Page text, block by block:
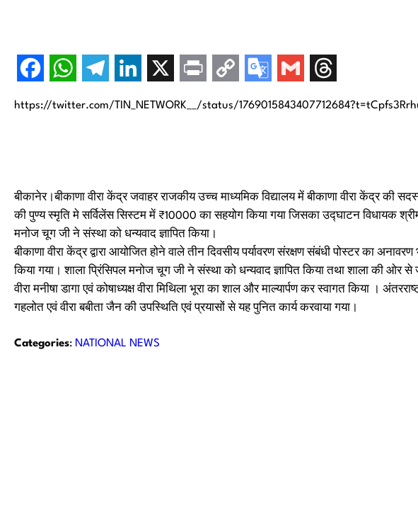
https://twitter.com/TIN_NETWORK__/status/
बीकानेर।बीकाणा वीरा केंद्र जवाहर राजकीय उच्च माध्यमिक विद्यालय में बीकाणा वीरा केंद्र की
की पुण्य स्मृति मे सर्विलेंस सिस्टम में ₹10000 का सहयोग किया गया जिसका उद्घाटन विधायक
मनोज चूग जी ने संस्था को धन्यवाद ज्ञापित किया।
बीकाणा वीरा केंद्र द्वारा आयोजित होने वाले तीन दिवसीय पर्यावरण संरक्षण संबंधी पोस्टर का
किया गया। शाला प्रिंसिपल मनोज चूग जी ने संस्था को धन्यवाद ज्ञापित किया तथा शाला की ओर
वीरा मनीषा डागा एवं कोषाध्यक्ष वीरा मिथिला भूरा का शाल और माल्यार्पण कर स्वागत किया ।
गहलोत एवं वीरा बबीता जैन की उपस्थिति एवं प्रयासों से यह पुनित कार्य करवाया गया।
Categories: NATIONAL NEWS